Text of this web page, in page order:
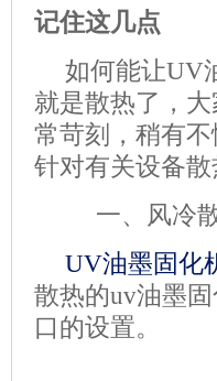
记住这几点
如何能让UV
就是散热了，大
常苛刻，稍有
针对有关设备
一、
风冷
UV油墨固化
散热的uv油墨
口的设置。